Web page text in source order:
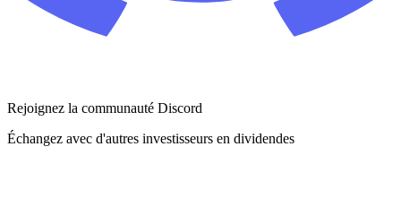
Rejoignez la communauté Discord
Échangez avec d'autres investisseurs en dividendes